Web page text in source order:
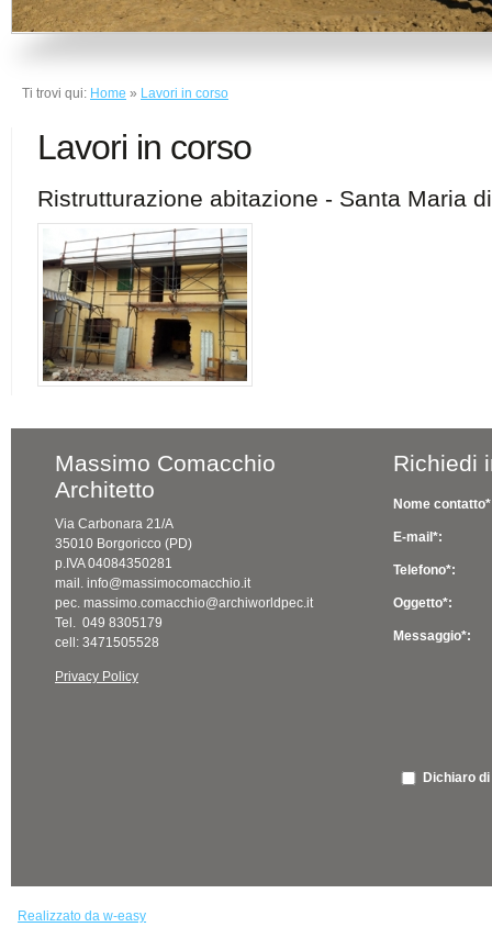
Ti trovi qui: Home » Lavori in corso
Lavori in corso
Ristrutturazione abitazione - Santa Maria
Massimo Comacchio
Architetto
Via Carbonara 21/A
35010 Borgoricco (PD)
p.IVA 04084350281
mail. info@massimocomacchio.it
pec. massimo.comacchio@archiworldpec.it
Tel. 049 8305179
cell: 3471505528
Privacy Policy
Richiedi
Nome
E-mail*:
Telefono*:
Oggetto*:
Messaggio*:
Dichiaro
Realizzato da w-easy